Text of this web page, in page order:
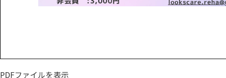
PDFファイルを表示